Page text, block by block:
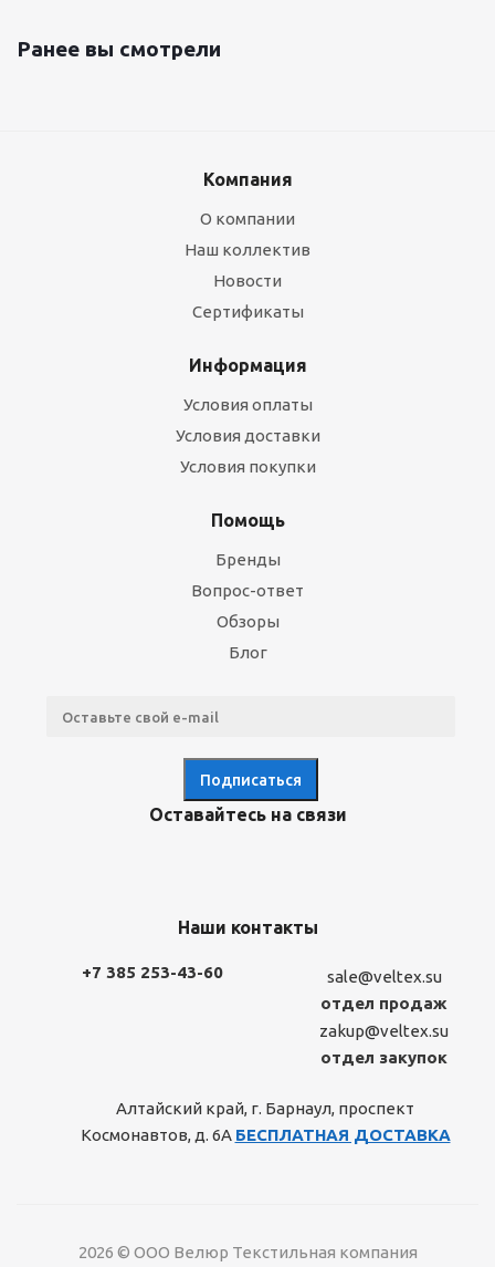
Ранее вы смотрели
Компания
О компании
Наш коллектив
Новости
Сертификаты
Информация
Условия оплаты
Условия доставки
Условия покупки
Помощь
Бренды
Вопрос-ответ
Обзоры
Блог
Оставайтесь на связи
Наши контакты
+7 385 253-43-60
sale@veltex.su
отдел продаж
zakup@veltex.su
отдел закупок
Алтайский край, г. Барнаул, проспект
Космонавтов, д. 6А БЕСПЛАТНАЯ ДОСТАВКА
2026 © ООО Велюр Текстильная компания